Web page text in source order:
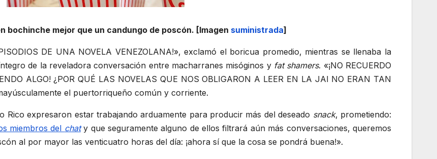
bochinche mejor que un candungo de poscón. [Imagen suministrada]
DE UNA NOVELA VENEZOLANA!», exclamó el boricua promedio, mientras se llenaba la
de la reveladora conversación entre macharranes misóginos y fat shamers. «¡NO RECUERDO
ALGO! ¿POR QUÉ LAS NOVELAS QUE NOS OBLIGARON A LEER EN LA JAI NO ERAN TAN
el puertorriqueño común y corriente.
Rico expresaron estar trabajando arduamente para producir más del deseado snack, prometiendo:
miembros del chaty que seguramente alguno de ellos filtrará aún más conversaciones, queremos
al por mayor las venticuatro horas del día: ¡ahora sí que la cosa se pondrá buena!».